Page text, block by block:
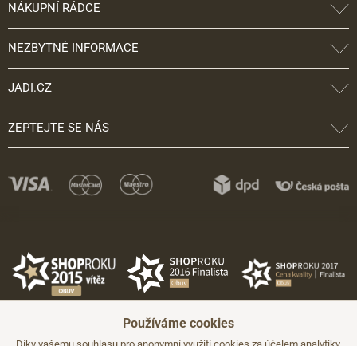
NÁKUPNÍ RÁDCE
NEZBYTNÉ INFORMACE
JADI.CZ
ZEPTEJTE SE NÁS
Používáme cookies